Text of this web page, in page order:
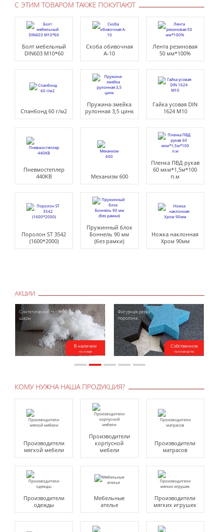
С ЭТИМ ТОВАРОМ ТАКЖЕ ПОКУПАЮТ
Болт мебельный
DIN603 М10*60
Скоба обивочная
A-10
Лента резиновая
50 мм*100%
Спанбонд 60 г/м2
Пружина-змейка
рулонная 3,5 цинк
Гайка усовая DIN
1624 М10
Пневмостеплер
440KB
Механизм 600
Пленка ПВД рукав
60 мкм*1,5м*100
п.м
Поролон ST 3542
(1600*2000)
Пружинный блок
Боннель 90 мм
(без рамки)
Ножка наклонная
Хром 90мм
АКЦИИ
Синтетический пух и
шары
В наличии
на складе
Фигурная резка
поролона
Собственное
производство
КОМУ НУЖНА НАША ПРОДУКЦИЯ?
Производители
мягкой мебели
Производители
корпусной
мебели
Производители
матрасов
Производители
одежды
Мебельные
ателье
Производители
мягких игрушек